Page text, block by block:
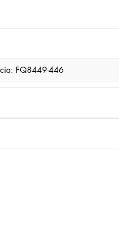
FQ8449-446